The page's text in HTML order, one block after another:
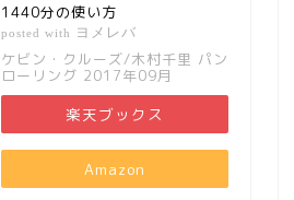
1440分の使い方
posted with ヨメレバ
ケビン・クルーズ/木村千里 パン
ローリング 2017年09月
楽天ブックス
Amazon